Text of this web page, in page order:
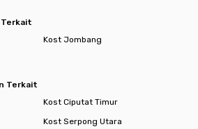
5.6 km
1.7 km
km
Terkait
Kost Jombang
Terkait
Kost Ciputat Timur
Kost Serpong Utara